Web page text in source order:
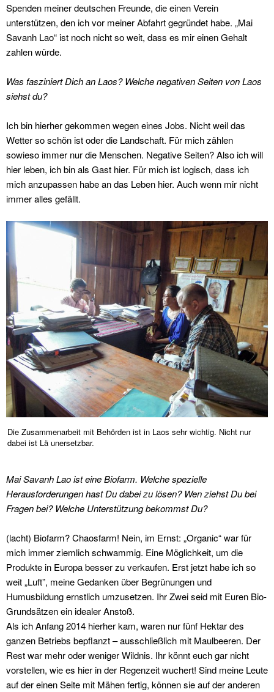
Spenden meiner deutschen Freunde, die einen Verein
unterstützen, den ich vor meiner Abfahrt gegründet habe. „Mai
Savanh Lao“ ist noch nicht so weit, dass es mir einen Gehalt
zahlen würde.
Was fasziniert Dich an Laos? Welche negativen Seiten von Laos
siehst du?
Ich bin hierher gekommen wegen eines Jobs. Nicht weil das
Wetter so schön ist oder die Landschaft. Für mich zählen
sowieso immer nur die Menschen. Negative Seiten? Also ich will
hier leben, ich bin als Gast hier. Für mich ist logisch, dass ich
mich anzupassen habe an das Leben hier. Auch wenn mir nicht
immer alles gefällt.
Die Zusammenarbeit mit Behörden ist in Laos sehr wichtig. Nicht nur
dabei ist Lä unersetzbar.
Mai Savanh Lao ist eine Biofarm. Welche spezielle
Herausforderungen hast Du dabei zu lösen? Wen ziehst Du bei
Fragen bei? Welche Unterstützung bekommst Du?
(lacht) Biofarm? Chaosfarm! Nein, im Ernst: „Organic“ war für
mich immer ziemlich schwammig. Eine Möglichkeit, um die
Produkte in Europa besser zu verkaufen. Erst jetzt habe ich so
weit „Luft”, meine Gedanken über Begrünungen und
Humusbildung ernstlich umzusetzen. Ihr Zwei seid mit Euren Bio-
Grundsätzen ein idealer Anstoß.
Als ich Anfang 2014 hierher kam, waren nur fünf Hektar des
ganzen Betriebs bepflanzt – ausschließlich mit Maulbeeren. Der
Rest war mehr oder weniger Wildnis. Ihr könnt euch gar nicht
vorstellen, wie es hier in der Regenzeit wuchert! Sind meine Leute
auf der einen Seite mit Mähen fertig, können sie auf der anderen